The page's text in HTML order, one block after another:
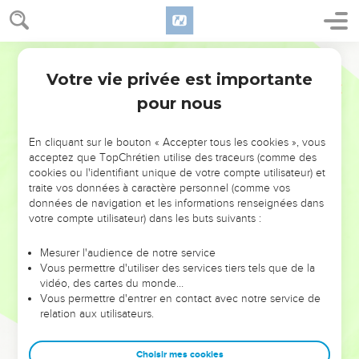
NE MANQUEZ PAS L’ÉVÉNEMENT
DE L’ANNÉE !
ET SI LEURS ERREURS POUVAIENT VOUS ÉVITER LES
VOTRES ?
leur foi ou leur vision. Mais on voit moins les doutes, les erreurs
et les saisons difficiles qu'ils ont traversés, alors même que ce
sont elles qui les ont façonnés.
Dans cette conférence, leaders, entrepreneurs, et responsables
clés pour avancer avec plus de sagesse afin que leurs erreurs
Votre vie privée est importante
pour nous
En cliquant sur le bouton « Accepter tous les cookies », vous
acceptez que TopChrétien utilise des traceurs (comme des
cookies ou l'identifiant unique de votre compte utilisateur) et
traite vos données à caractère personnel (comme vos
données de navigation et les informations renseignées dans
votre compte utilisateur) dans les buts suivants :
Mesurer l'audience de notre service
Vous permettre d'utiliser des services tiers tels que de la
vidéo, des cartes du monde…
Vous permettre d'entrer en contact avec notre service de
relation aux utilisateurs.
Choisir mes cookies